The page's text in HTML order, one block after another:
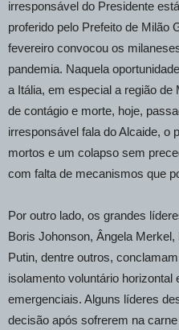
irresponsável do Presidente
proferido pelo Prefeito de Milão
fevereiro convocou os
pandemia. Naquela
a Itália, em especial a região
de contágio e morte, hoje,
irresponsável fala do Alcaide, o
mortos e um colapso sem
com falta de mecanismos que
Por outro lado, os grandes
Boris Johonson, Ângela
Putin, dentre outros,
isolamento voluntário
emergenciais. Alguns líderes
decisão após sofrerem na